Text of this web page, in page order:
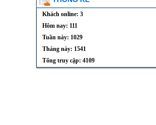
Khách online: 3
Hôm nay: 111
Tuần này: 1029
Tháng này: 1541
Tổng truy cập: 4109